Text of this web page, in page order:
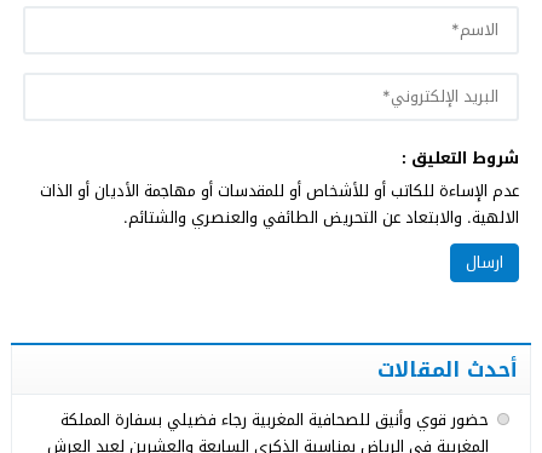
شروط التعليق :
عدم الإساءة للكاتب أو للأشخاص أو للمقدسات أو مهاجمة الأديان أو الذات
الالهية. والابتعاد عن التحريض الطائفي والعنصري والشتائم.
أحدث المقالات
حضور قوي وأنيق للصحافية المغربية رجاء فضيلي بسفارة المملكة
المغربية في الرياض بمناسبة الذكرى السابعة والعشرين لعيد العرش